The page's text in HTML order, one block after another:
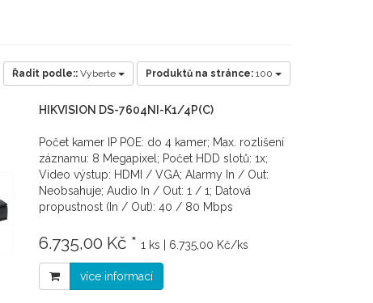
Řadit podle:: Vyberte Produktů na stránce: 100
HIKVISION DS-7604NI-K1/4P(C)
Počet kamer IP POE: do 4 kamer; Max. rozlišení
záznamu: 8 Megapixel; Počet HDD slotů: 1x;
Video výstup: HDMI / VGA; Alarmy In / Out:
Neobsahuje; Audio In / Out: 1 / 1; Datová
propustnost (In / Out): 40 / 80 Mbps
6.735,00 Kč * 1 ks | 6.735,00 Kč/ks
více informací